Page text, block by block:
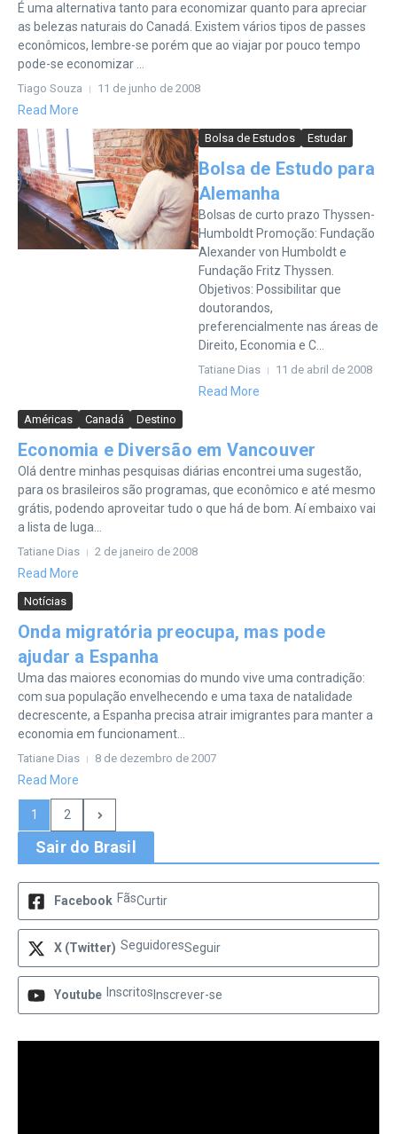
É uma alternativa tanto para economizar quanto para apreciar
as belezas naturais do Canadá. Existem vários tipos de passes
econômicos, lembre-se porém que ao viajar por pouco tempo
pode-se economizar ...
Tiago Souza 11 de junho de 2008
Read More
Bolsa de Estudos Estudar
Bolsa de Estudo para
Alemanha
Bolsas de curto prazo Thyssen-
Humboldt Promoção: Fundação
Alexander von Humboldt e
Fundação Fritz Thyssen.
Objetivos: Possibilitar que
doutorandos,
preferencialmente nas áreas de
Direito, Economia e C...
Tatiane Dias 11 de abril de 2008
Read More
Américas Canadá Destino
Economia e Diversão em Vancouver
Olá dentre minhas pesquisas diárias encontrei uma sugestão,
para os brasileiros são programas, que econômico e até mesmo
grátis, podendo aproveitar tudo o que há de bom. Aí embaixo vai
a lista de luga...
Tatiane Dias 2 de janeiro de 2008
Read More
Notícias
Onda migratória preocupa, mas pode
ajudar a Espanha
Uma das maiores economias do mundo vive uma contradição:
com sua população envelhecendo e uma taxa de natalidade
decrescente, a Espanha precisa atrair imigrantes para manter a
economia em funcionament...
Tatiane Dias 8 de dezembro de 2007
Read More
1 2
Sair do Brasil
Facebook FãsCurtir
X (Twitter) SeguidoresSeguir
Youtube Inscritos Inscrever-se